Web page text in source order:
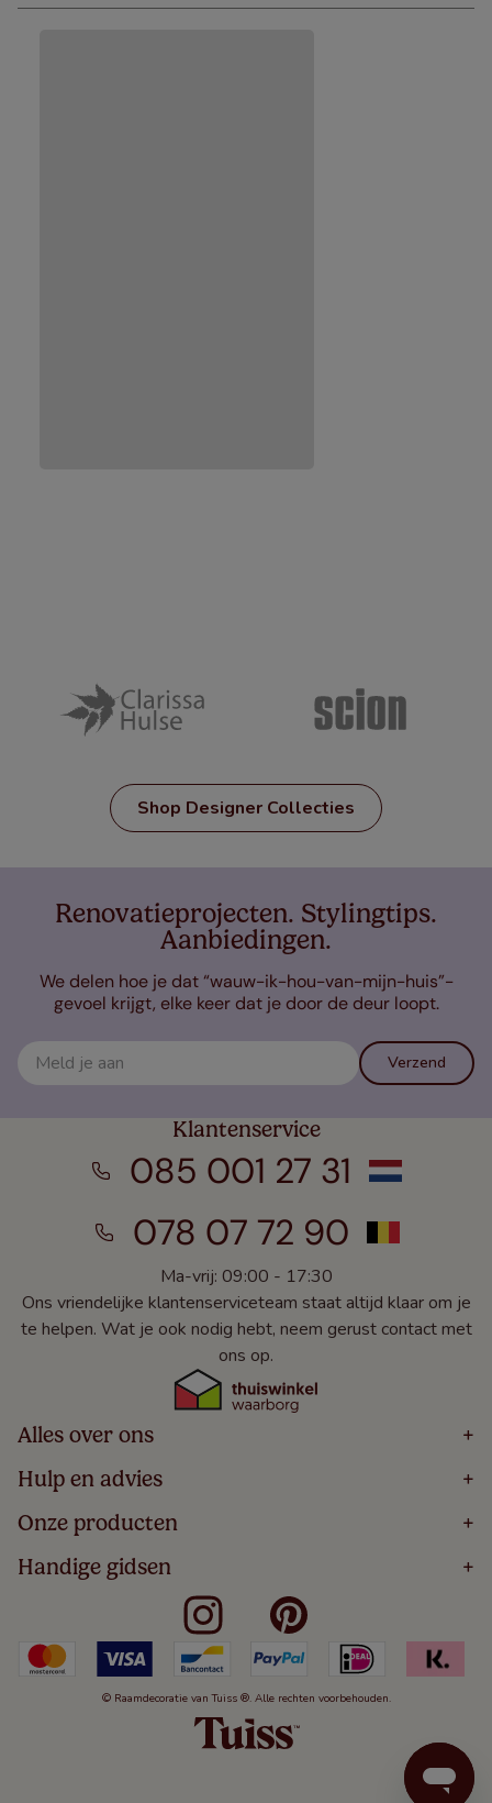
Shop Designer Collecties
Renovatieprojecten. Stylingtips.
Aanbiedingen.
We delen hoe je dat “wauw-ik-hou-van-mijn-huis”-
gevoel krijgt, elke keer dat je door de deur loopt.
Verzend
Klantenservice
085 001 27 31
078 07 72 90
Ma-vrij: 09:00 - 17:30
Ons vriendelijke klantenserviceteam staat altijd klaar om je
te helpen. Wat je ook nodig hebt, neem gerust contact met
ons op.
Alles over ons +
Home
Over
Bestellen
Winacties
Veelgestelde Vragen
Hulp en advies +
Volg Je Bestelling
Levering
5 Jaar Garantie
Algemene Voorwaarden
Kindveiligheid
Cookies
Herroepingsrecht
Onze producten +
Houten Jaloezieën
Rolgordijnen
Verticale Jaloezieën
Duo Rolgordijnen
Duo Plisségordijnen
Handige gidsen +
Meten Voor Raamdecoratie
Badkamer Raamdecoratie
Slaapkamer Raamdecoratie
Keuken Raamdecoratie
De Jaloezieën Gids
Jaloezieënwoordenboek
© Raamdecoratie van Tuiss ®. Alle rechten voorbehouden.